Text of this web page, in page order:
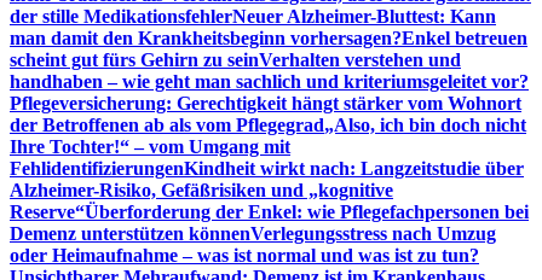
der stille MedikationsfehlerNeuer Alzheimer-Bluttest: Kann
man damit den Krankheitsbeginn vorhersagen?Enkel betreuen
scheint gut fürs Gehirn zu seinVerhalten verstehen und
handhaben – wie geht man sachlich und kriteriumsgeleitet vor?
Pflegeversicherung: Gerechtigkeit hängt stärker vom Wohnort
der Betroffenen ab als vom Pflegegrad„Also, ich bin doch nicht
Ihre Tochter!“ – vom Umgang mit
FehlidentifizierungenKindheit wirkt nach: Langzeitstudie über
Alzheimer-Risiko, Gefäßrisiken und „kognitive
Reserve“Überforderung der Enkel: wie Pflegefachpersonen bei
Demenz unterstützen könnenVerlegungsstress nach Umzug
oder Heimaufnahme – was ist normal und was ist zu tun?